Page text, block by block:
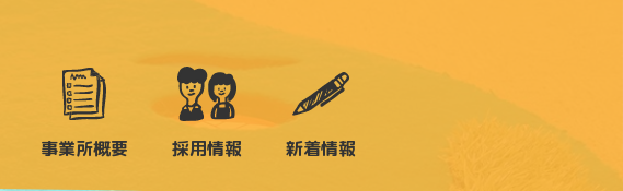
事業所概要 採用情報 新着情報